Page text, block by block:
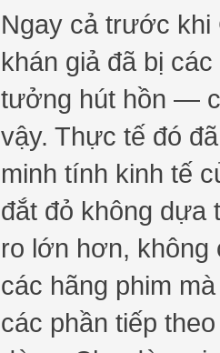
Ngay cả trước khi
khán giả đã bị
tưởng hút hồn —
vậy. Thực tế đó
minh tính kinh tế
đắt đỏ không dựa
ro lớn hơn, không
các hãng phim
các phần tiếp